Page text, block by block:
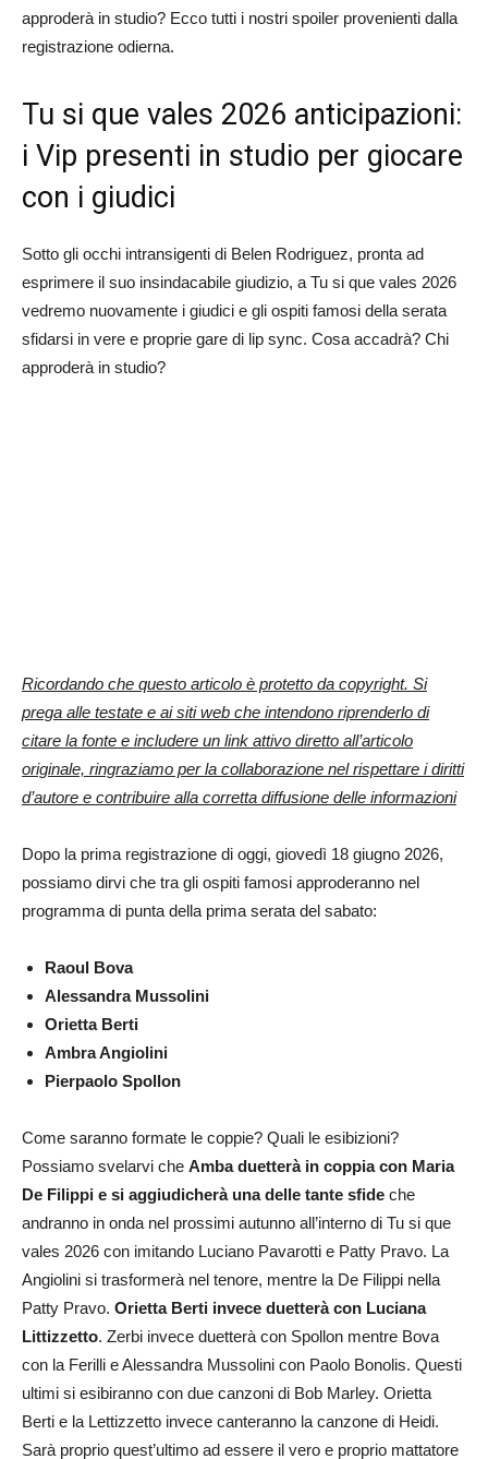
approderà in studio? Ecco tutti i nostri spoiler provenienti dalla
registrazione odierna.
Tu si que vales 2026 anticipazioni:
i Vip presenti in studio per giocare
con i giudici
Sotto gli occhi intransigenti di Belen Rodriguez, pronta ad
esprimere il suo insindacabile giudizio, a Tu si que vales 2026
vedremo nuovamente i giudici e gli ospiti famosi della serata
sfidarsi in vere e proprie gare di lip sync. Cosa accadrà? Chi
approderà in studio?
Ricordando che questo articolo è protetto da copyright. Si
prega alle testate e ai siti web che intendono riprenderlo di
citare la fonte e includere un link attivo diretto all’articolo
originale, ringraziamo per la collaborazione nel rispettare i diritti
d’autore e contribuire alla corretta diffusione delle informazioni
Dopo la prima registrazione di oggi, giovedì 18 giugno 2026,
possiamo dirvi che tra gli ospiti famosi approderanno nel
programma di punta della prima serata del sabato:
Raoul Bova
Alessandra Mussolini
Orietta Berti
Ambra Angiolini
Pierpaolo Spollon
Come saranno formate le coppie? Quali le esibizioni?
Possiamo svelarvi che Amba duetterà in coppia con Maria
De Filippi e si aggiudicherà una delle tante sfide che
andranno in onda nel prossimi autunno all’interno di Tu si que
vales 2026 con imitando Luciano Pavarotti e Patty Pravo. La
Angiolini si trasformerà nel tenore, mentre la De Filippi nella
Patty Pravo. Orietta Berti invece duetterà con Luciana
Littizzetto. Zerbi invece duetterà con Spollon mentre Bova
con la Ferilli e Alessandra Mussolini con Paolo Bonolis. Questi
ultimi si esibiranno con due canzoni di Bob Marley. Orietta
Berti e la Lettizzetto invece canteranno la canzone di Heidi.
Sarà proprio quest’ultimo ad essere il vero e proprio mattatore